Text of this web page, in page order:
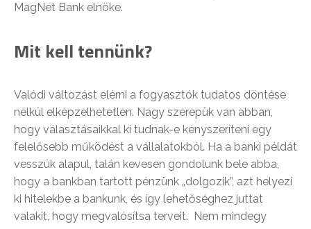
MagNet Bank elnöke.
Mit kell tennünk?
Valódi változást elérni a fogyasztók tudatos döntése
nélkül elképzelhetetlen. Nagy szerepük van abban,
hogy választásaikkal ki tudnak-e kényszeríteni egy
felelősebb működést a vállalatokból. Ha a banki példát
vesszük alapul, talán kevesen gondolunk bele abba,
hogy a bankban tartott pénzünk „dolgozik”, azt helyezi
ki hitelekbe a bankunk, és így lehetőséghez juttat
valakit, hogy megvalósítsa terveit. Nem mindegy